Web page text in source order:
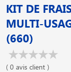
KIT DE
MULTI-
(660)
( 0 avis client )